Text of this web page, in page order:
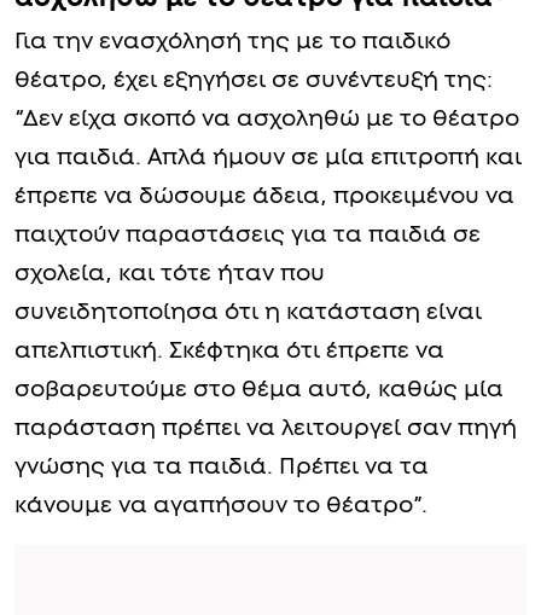
Για την ενασχόλησή της με το παιδικό
θέατρο, έχει εξηγήσει σε συνέντευξή της:
“Δεν είχα σκοπό να ασχοληθώ με το θέατρο
για παιδιά. Απλά ήμουν σε μία επιτροπή και
έπρεπε να δώσουμε άδεια, προκειμένου να
παιχτούν παραστάσεις για τα παιδιά σε
σχολεία, και τότε ήταν που
συνειδητοποίησα ότι η κατάσταση είναι
απελπιστική. Σκέφτηκα ότι έπρεπε να
σοβαρευτούμε στο θέμα αυτό, καθώς μία
παράσταση πρέπει να λειτουργεί σαν πηγή
γνώσης για τα παιδιά. Πρέπει να τα
κάνουμε να αγαπήσουν το θέατρο”.